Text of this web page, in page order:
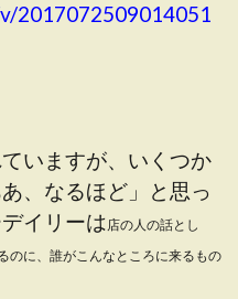
2017072509014051
いますが、いくつか
、なるほど」と思っ
イリーは店の人の話とし
のに、誰がこんなところに来るもの